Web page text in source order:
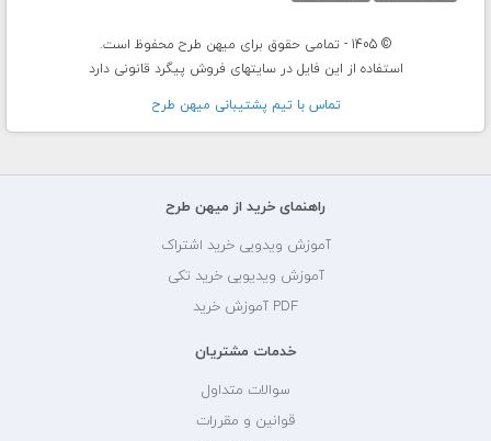
© 1405 - تمامی حقوق برای میهن طرح محفوظ است.
استفاده از این فایل در سایتهای فروش پیگرد قانونی دارد
تماس با تيم پشتيبانی ميهن طرح
راهنمای خرید از میهن طرح
آموزش ویدویی خرید اشتراک
آموزش ویدیویی خرید تکی
PDF آموزش خرید
خدمات مشتریان
سوالات متداول
قوانین و مقررات